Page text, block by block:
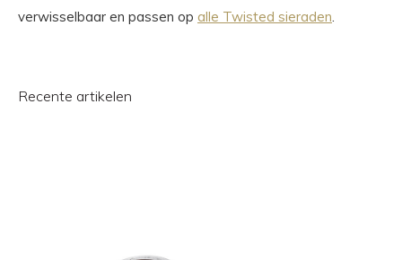
verwisselbaar en passen op alle Twisted sieraden
Recente artikelen